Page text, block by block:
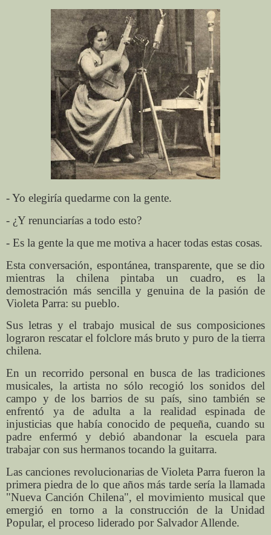
- Yo elegiría quedarme con la gente.
- ¿Y renunciarías a todo esto?
- Es la gente la que me motiva a hacer todas estas cosas.
Esta conversación, espontánea, transparente, que se dio
mientras la chilena pintaba un cuadro, es la
demostración más sencilla y genuina de la pasión de
Violeta Parra: su pueblo.
Sus letras y el trabajo musical de sus composiciones
lograron rescatar el folclore más bruto y puro de la tierra
chilena.
En un recorrido personal en busca de las tradiciones
musicales, la artista no sólo recogió los sonidos del
campo y de los barrios de su país, sino también se
enfrentó ya de adulta a la realidad espinada de
injusticias que había conocido de pequeña, cuando su
padre enfermó y debió abandonar la escuela para
trabajar con sus hermanos tocando la guitarra.
Las canciones revolucionarias de Violeta Parra fueron la
primera piedra de lo que años más tarde sería la llamada
"Nueva Canción Chilena", el movimiento musical que
emergió en torno a la construcción de la Unidad
Popular, el proceso liderado por Salvador Allende.